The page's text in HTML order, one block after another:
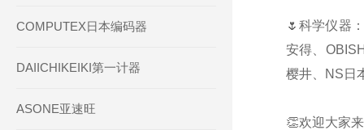
🌷科学仪器
安得、
樱井、NS日
👏欢迎大家
COMPUTEX日本编码器
DAIICHIKEIKI第一计器
ASONE亚速旺